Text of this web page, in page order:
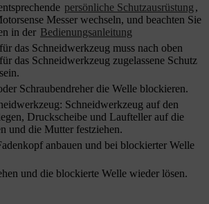
persönliche Schutzausrüstung ,
Messer wechseln, und beachten Sie
in der Bedienungsanleitung
das Schneidwerkzeug muss nach oben
das Schneidwerkzeug zugelassene Schutz
Schraubendreher die Welle blockieren.
Schneidwerkzeug auf den
Druckscheibe und Laufteller auf die
und die Mutter festziehen.
anbauen und bei blockierter Welle
und die blockierte Welle wieder lösen.